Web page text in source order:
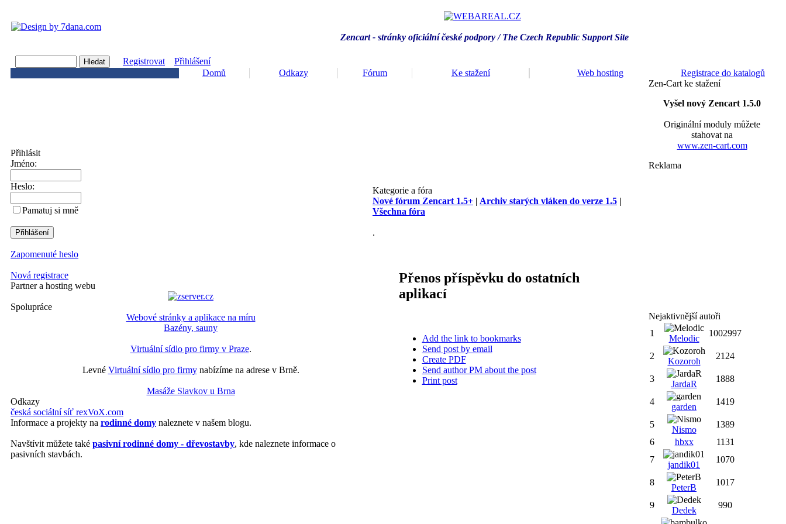
Zencart - stránky oficiální české podpory / The Czech Republic Support Site
Registrovat
Přihlášení
Domů
Odkazy Fórum Ke stažení Web hosting Registrace do katalogů
Přihlásit
Jméno:
Heslo:
Pamatuj si mně
Zapomenuté heslo
Nová registrace
Partner a hosting webu
Spolupráce
Webové stránky a aplikace na míru
Bazény, sauny
Virtuální sídlo pro firmy v Praze.
Levné Virtuální sídlo pro firmynabízíme na adrese v Brně.
Masáže Slavkov u Brna
Odkazy
česká sociální síť rexVoX.com
Informace a projekty na rodinné domy naleznete v našem blogu.
Navštívit můžete také pasivní rodinné domy - dřevostavby, kde naleznete informace o
pasivních stavbách.
Kategorie a fóra
Nové fórum Zencart 1.5+ | Archiv starých vláken do verze 1.5 |
Všechna fóra
.
Přenos příspěvku do ostatních
aplikací
Add the link to bookmarks
Send post by email
Create PDF
Send author PM about the post
Print post
Zen-Cart ke stažení
Vyšel nový Zencart 1.5.0
Originální moduly můžete
stahovat na
www.zen-cart.com
Reklama
Nejaktivnější autoři
1
Melodic
1002997
2
Kozoroh
2124
3
JardaR
1888
4
garden
1419
5
Nismo
1389
6
hbxx
1131
7
jandik01
1070
8
PeterB
1017
9
Dedek
990